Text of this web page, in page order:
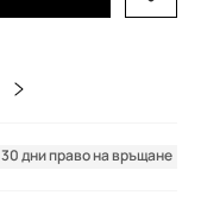
30 дни право на връщане